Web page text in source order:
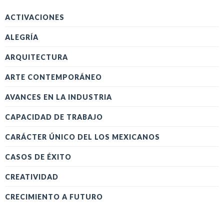
ACTIVACIONES
ALEGRÍA
ARQUITECTURA
ARTE CONTEMPORÁNEO
AVANCES EN LA INDUSTRIA
CAPACIDAD DE TRABAJO
CARÁCTER ÚNICO DEL LOS MEXICANOS
CASOS DE ÉXITO
CREATIVIDAD
CRECIMIENTO A FUTURO